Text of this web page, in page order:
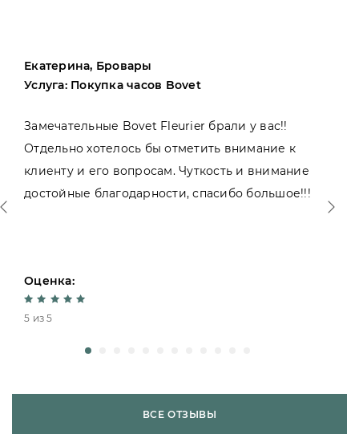
Екатерина, Бровары
Услуга: Покупка часов Bovet
Замечательные Bovet Fleurier брали у вас!!
Отдельно хотелось бы отметить внимание к
клиенту и его вопросам. Чуткость и внимание
достойные благодарности, спасибо большое!!!
Оценка:
5 из 5
ВСЕ ОТЗЫВЫ